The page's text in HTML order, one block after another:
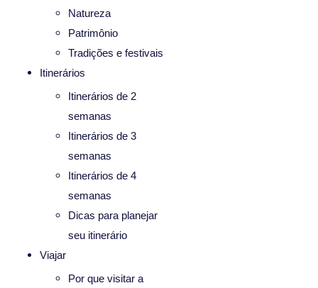
Natureza
Patrimônio
Tradições e festivais
Itinerários
Itinerários de 2
semanas
Itinerários de 3
semanas
Itinerários de 4
semanas
Dicas para planejar
seu itinerário
Viajar
Por que visitar a